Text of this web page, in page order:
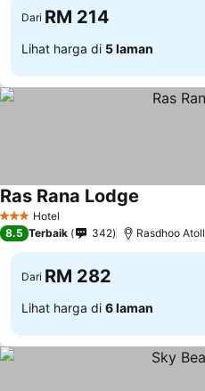
Dari RM 214
Lihat harga di 5 laman
3 BintangHotel
Ras Rana Lodge
8.5 Terbaik 342 Rasdhoo Atoll
Dari RM 282
Lihat harga di 6 laman